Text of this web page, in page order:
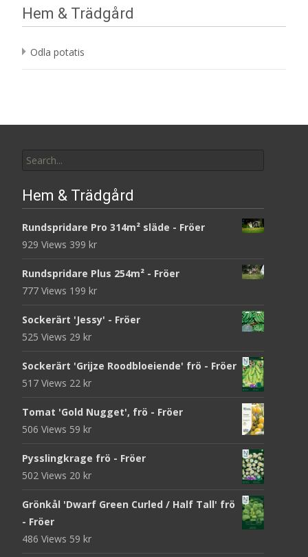
Hem & Trädgård
Odla potatis
for:
Hem & Trädgård
Rundspridare Pro 314m² släde - Fröer
929 Views 399 kr
Rundspridare Plus 254m² - Fröer
777 Views 199 kr
Sockerärt 'Jessy' - Fröer
525 Views 29 kr
Sockerärt 'Grijze Roodbloeiende' frö - Fröer
517 Views 22 kr
Tomat 'Gold Nugget', frö - Fröer
506 Views 59 kr
Pysslingkrage frö - Fröer
502 Views 20 kr
Grönkål 'Dwarf Green Curled / Half Tall' frö
- Fröer
486 Views 59 kr